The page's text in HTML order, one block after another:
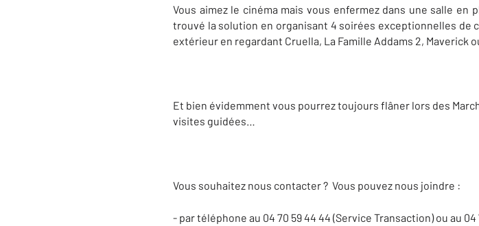
Vous aimez le cinéma mais vous enfermez dans une salle
trouvé la solution en organisant 4 soirées exceptionnelles de
extérieur en regardant Cruella, La Famille Addams 2, Maverick
Et bien évidemment vous pourrez toujours flâner lors des
visites guidées…
Vous souhaitez nous contacter ? Vous pouvez nous joindre :
- par téléphone au 04 70 59 44 44 (Service Transaction) ou au